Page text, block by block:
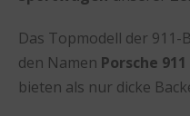
Das Topmodell der
den Namen Porsche
bieten als nur dicke